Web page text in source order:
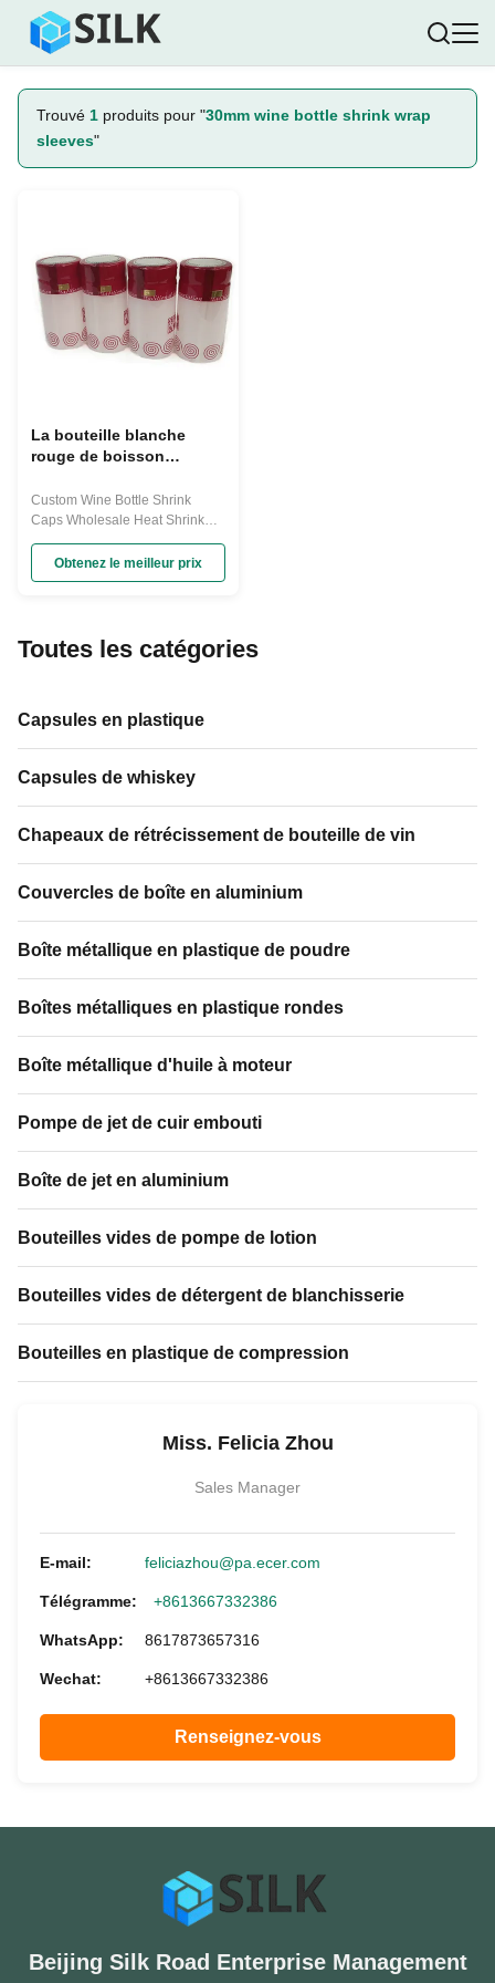
Trouvé 1 produits pour "30mm wine bottle shrink wrap
sleeves"
La bouteille blanche
rouge de boisson
rétrécissement de
bouteille de vin que
l'enveloppe gaine le
diamètre de 30mm
Custom Wine Bottle Shrink
Caps Wholesale Heat Shrink
Capsules Sleeves Wine PVC
Shrink Capsule Product feature
1. PVC high shrinkable quality
customized as require 4. Easy to
shrink with tear strap to open
Obtenez le meilleur prix
Toutes les catégories
Capsules en plastique
Capsules de whiskey
Chapeaux de rétrécissement de bouteille de vin
Couvercles de boîte en aluminium
Boîte métallique en plastique de poudre
Boîtes métalliques en plastique rondes
Boîte métallique d'huile à moteur
Pompe de jet de cuir embouti
Boîte de jet en aluminium
Bouteilles vides de pompe de lotion
Bouteilles vides de détergent de blanchisserie
Bouteilles en plastique de compression
Miss. Felicia Zhou
Sales Manager
E-mail: feliciazhou@pa.ecer.com
Télégramme: +8613667332386
WhatsApp: 8617873657316
Wechat: +8613667332386
Renseignez-vous
Beijing Silk Road Enterprise Management